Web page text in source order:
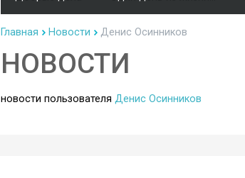
Главная Новости Денис Осинников
НОВОСТИ
новости пользователя Денис Осинников